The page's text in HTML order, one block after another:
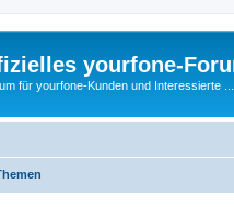
yourfone-
für yourfone-Kunden und Interessierte